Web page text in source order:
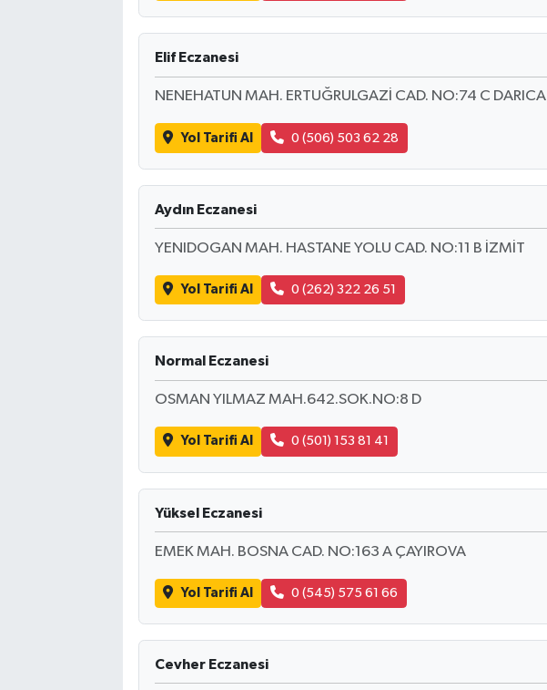
Elif Eczanesi
NENEHATUN MAH. ERTUĞRULGAZİ CAD. NO:74 C DARICA
Yol Tarifi Al 0 (506) 503 62 28
Aydın Eczanesi
YENIDOGAN MAH. HASTANE YOLU CAD. NO:11 B İZMİT
Yol Tarifi Al 0 (262) 322 26 51
Normal Eczanesi
OSMAN YILMAZ MAH.642.SOK.NO:8 D
Yol Tarifi Al 0 (501) 153 81 41
Yüksel Eczanesi
EMEK MAH. BOSNA CAD. NO:163 A ÇAYIROVA
Yol Tarifi Al 0 (545) 575 61 66
Cevher Eczanesi